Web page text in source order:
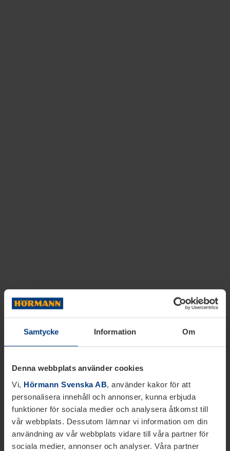
Samtycke Information Om
Denna webbplats använder cookies
Vi, Hörmann Svenska AB, använder kakor för att
personalisera innehåll och annonser, kunna erbjuda
funktioner för sociala medier och analysera åtkomst till
vår webbplats. Dessutom lämnar vi information om din
användning av vår webbplats vidare till våra partner för
sociala medier, annonser och analyser. Våra partner